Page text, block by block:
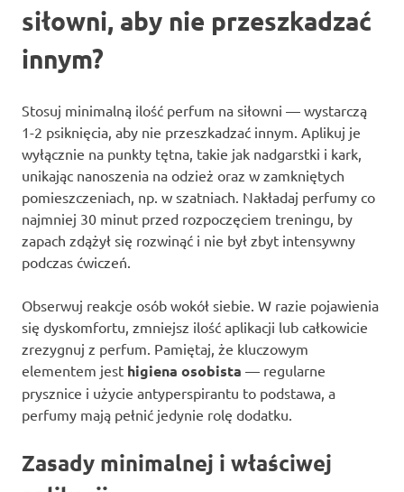
siłowni, aby nie przeszkadzać
innym?
Stosuj minimalną ilość perfum na siłowni — wystarczą
1-2 psiknięcia, aby nie przeszkadzać innym. Aplikuj je
wyłącznie na punkty tętna, takie jak nadgarstki i kark,
unikając nanoszenia na odzież oraz w zamkniętych
pomieszczeniach, np. w szatniach. Nakładaj perfumy co
najmniej 30 minut przed rozpoczęciem treningu, by
zapach zdążył się rozwinąć i nie był zbyt intensywny
podczas ćwiczeń.
Obserwuj reakcje osób wokół siebie. W razie pojawienia
się dyskomfortu, zmniejsz ilość aplikacji lub całkowicie
zrezygnuj z perfum. Pamiętaj, że kluczowym
elementem jest higiena osobista — regularne
prysznice i użycie antyperspirantu to podstawa, a
perfumy mają pełnić jedynie rolę dodatku.
Zasady minimalnej i właściwej